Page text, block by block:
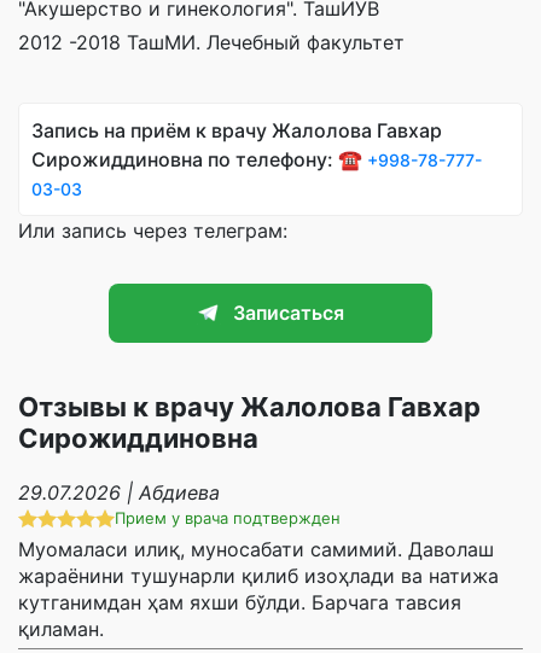
"Акушерство и гинекология". ТашИУВ
2012 -2018 ТашМИ. Лечебный факультет
Запись на приём к врачу Жалолова Гавхар
Сирожиддиновна по телефону: ☎️ +998-78-777-
03-03
Или запись через телеграм:
Записаться
Отзывы к врачу Жалолова Гавхар
Сирожиддиновна
29.07.2026 | Абдиева
Прием у врача подтвержден
Муомаласи илиқ, муносабати самимий. Даволаш
жараёнини тушунарли қилиб изоҳлади ва натижа
кутганимдан ҳам яхши бўлди. Барчага тавсия
қиламан.